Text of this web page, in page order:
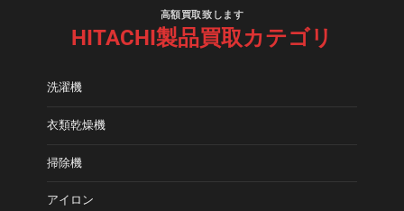
高額買取致します
HITACHI製品買取カテゴリ
洗濯機
衣類乾燥機
掃除機
アイロン